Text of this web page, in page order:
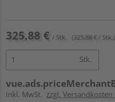
325,88 € / Stk. (325,88 € / Stk.)
Stk.
inkl. MwSt. zzgl.